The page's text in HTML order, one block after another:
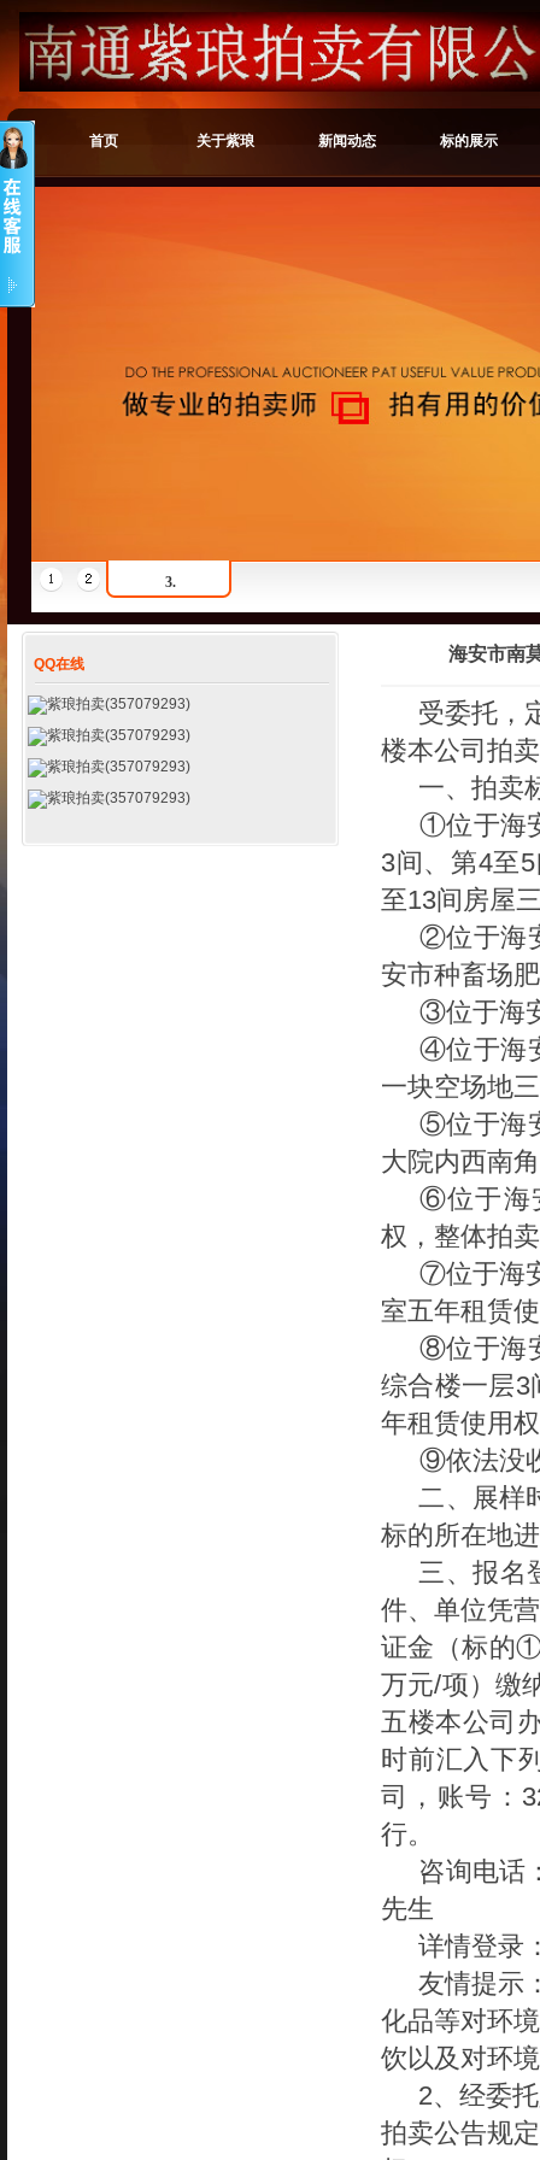
首页 关于紫琅 新闻动态 标的展示
3.
QQ在线
紫琅拍卖(357079293)
紫琅拍卖(357079293)
紫琅拍卖(357079293)
紫琅拍卖(357079293)
海安市南
受委托，
楼本公司拍
一、拍卖
①位于海
3间、第4至
至13间房屋
②位于海
安市种畜场
③位于海
④位于海
一块空场地
⑤位于海
大院内西南
⑥位于海
权，整体拍
⑦位于海
室五年租赁
⑧位于海
综合楼一层3
年租赁使用
⑨依法没
二、展样
标的所在地
三、报名
件、单位凭
证金（标的①
万元/项）缴
五楼本公司
时前汇入下
司，账号：
行。
咨询电话
先生
详情登录
友情提示
化品等对环
饮以及对环
2、经委
拍卖公告规